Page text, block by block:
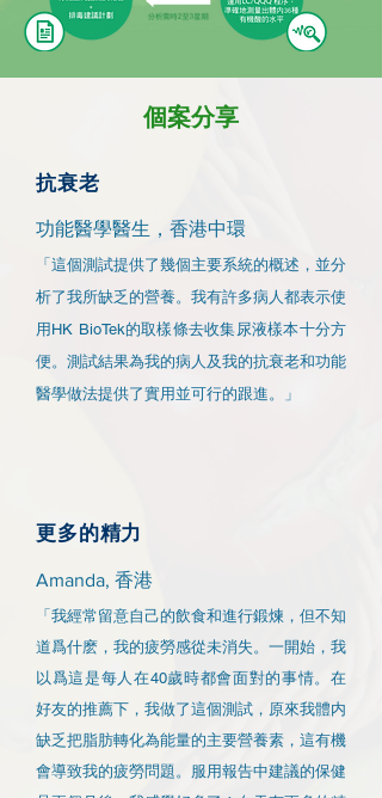
個案分享
抗衰老
功能醫學醫生，香港中環
「這個測試提供了幾個主要系統的概述，並分
析了我所缺乏的營養。我有許多病人都表示使
用HK BioTek的取樣條去收集尿液樣本十分方
便。測試結果為我的病人及我的抗衰老和功能
醫學做法提供了實用並可行的跟進。」
更多的精力
Amanda, 香港
「我經常留意自己的飲食和進行鍛煉，但不知
道爲什麽，我的疲勞感從未消失。一開始，我
以爲這是每人在40歲時都會面對的事情。在
好友的推薦下，我做了這個測試，原來我體内
缺乏把脂肪轉化為能量的主要營養素，這有機
會導致我的疲勞問題。服用報告中建議的保健